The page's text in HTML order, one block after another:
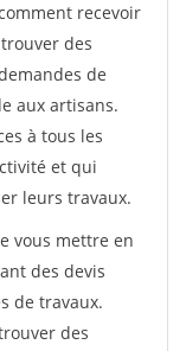
recevoir
des
de
aux artisans.
à tous les
et qui
leurs travaux.
vous mettre en
des devis
de travaux.
des